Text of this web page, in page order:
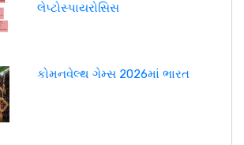
લેપ્ટોસ્પાયરોસિસ
કોમનવેલ્થ ગેમ્સ 2026માં ભારત